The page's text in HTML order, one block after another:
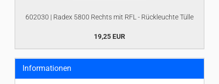
602030 | Radex 5800 Rechts mit RFL - Rückleuchte Tülle
19,25 EUR
Informationen